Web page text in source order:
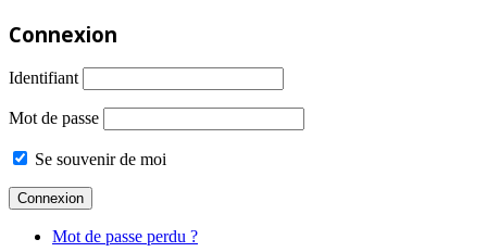
Connexion
Identifiant
Mot de passe
Se souvenir de moi
Mot de passe perdu ?